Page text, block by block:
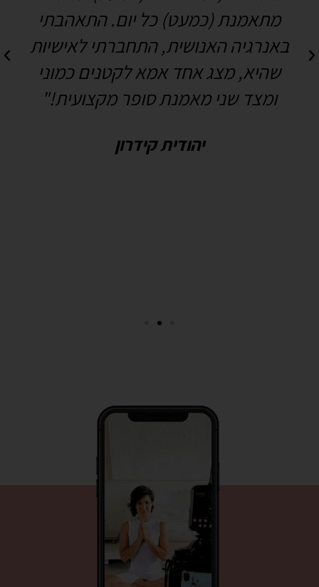
מתאמנת (כמעט) כל יום. התאהבתי
באנרגיה האנושית, התחברתי לאישיות
שהיא, מצג אחד אמא לקטנים כמוני
ומצד שני מאמנת סופר מקצועית!"
יהודית קידרון